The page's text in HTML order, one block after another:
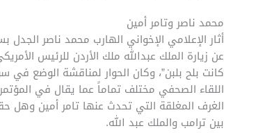
محمد ناصر وتامر أمين
أثار الإعلامي الإخواني الهارب محمد ناصر
عن زيارة الملك عبدالله ملك الأردن للرئيس
كانت بلح بلبن”، وكان الحوار لمناقشة الوضع
اللقاء الصحفي مختلف تماماً عما يقال في
الغرف المغلقة التي تحدث عنها تامر أمين وهل
بين ترامب والملك عبد الله.